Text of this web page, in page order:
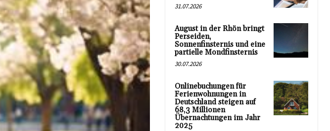
31.07.2026
August in der Rhön bringt
Perseiden,
Sonnenfinsternis und eine
partielle Mondfinsternis
30.07.2026
Onlinebuchungen für
Ferienwohnungen in
Deutschland steigen auf
68,3 Millionen
Übernachtungen im Jahr
2025